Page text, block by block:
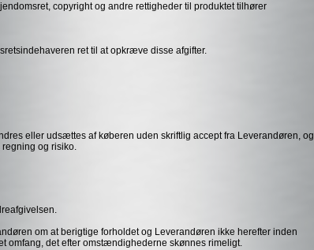
copyright og andre rettigheder til produktet tilhører
ret til at opkræve disse afgifter.
eller udsættes af køberen uden skriftlig accept fra Leverandøren, og
og risiko.
om at berigtige forholdet og Leverandøren ikke herefter inden
omfang, det efter omstændighederne skønnes rimeligt.